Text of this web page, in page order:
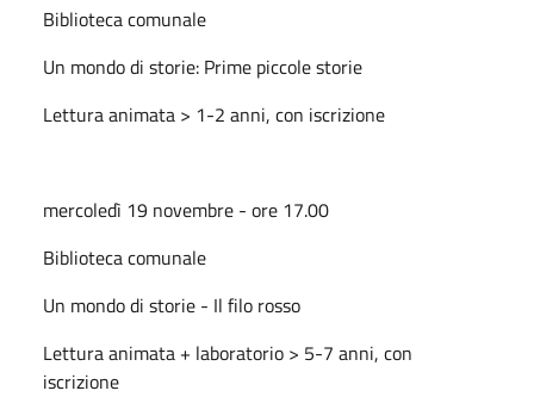
Biblioteca comunale
Un mondo di storie: Prime piccole storie
Lettura animata > 1-2 anni, con iscrizione
mercoledì 19 novembre - ore 17.00
Biblioteca comunale
Un mondo di storie - Il filo rosso
Lettura animata + laboratorio > 5-7 anni, con
iscrizione